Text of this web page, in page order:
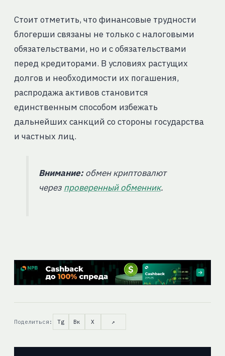
Стоит отметить, что финансовые трудности
блогерши связаны не только с налоговыми
обязательствами, но и с обязательствами
перед кредиторами. В условиях растущих
долгов и необходимости их погашения,
распродажа активов становится
единственным способом избежать
дальнейших санкций со стороны государства
и частных лиц.
Внимание:обмен криптовалют
через проверенный обменник.
Поделиться: Tg Вк X ↗